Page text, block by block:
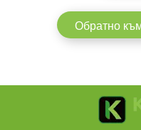
Обратно